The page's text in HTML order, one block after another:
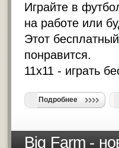
Играйте в
на работе или
Этот бесплатный
понравится.
11х11 - играть
Подробнее
Big Farm -